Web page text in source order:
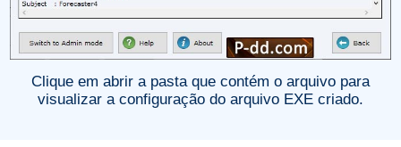
Clique em abrir a pasta que contém o arquivo para
visualizar a configuração do arquivo EXE criado.